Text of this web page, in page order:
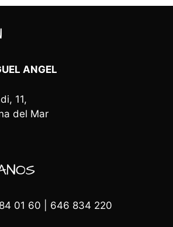
ANGEL
11,
del Mar
01 60 | 646 834 220